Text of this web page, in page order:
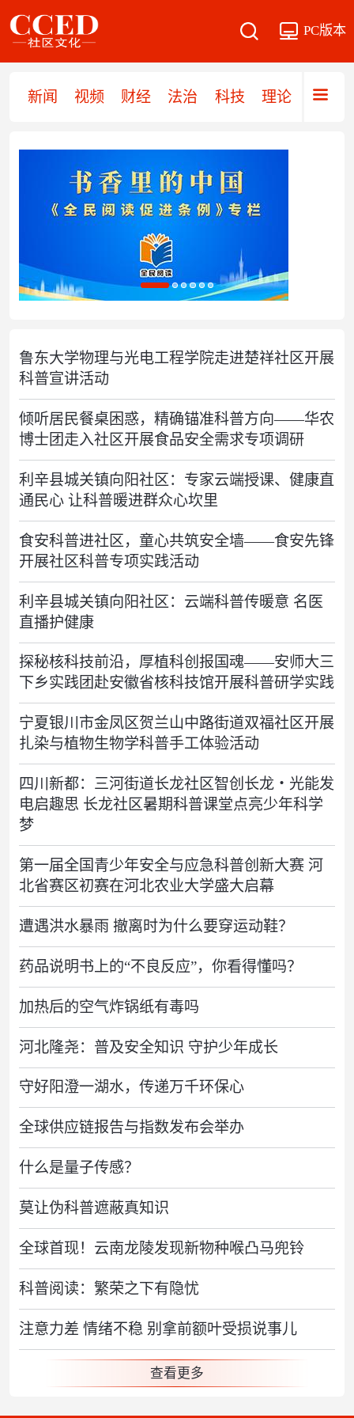
PC版本
新闻 视频 财经 法治 科技 理论 党建
鲁东大学物理与光电工程学院走进楚祥社区开展
科普宣讲活动
倾听居民餐桌困惑，精确锚准科普方向——华农
博士团走入社区开展食品安全需求专项调研
利辛县城关镇向阳社区：专家云端授课、健康直
通民心 让科普暖进群众心坎里
食安科普进社区，童心共筑安全墙——食安先锋
开展社区科普专项实践活动
利辛县城关镇向阳社区：云端科普传暖意 名医
直播护健康
探秘核科技前沿，厚植科创报国魂——安师大三
下乡实践团赴安徽省核科技馆开展科普研学实践
宁夏银川市金凤区贺兰山中路街道双福社区开展
扎染与植物生物学科普手工体验活动
四川新都：三河街道长龙社区智创长龙・光能发
电启趣思 长龙社区暑期科普课堂点亮少年科学
梦
第一届全国青少年安全与应急科普创新大赛 河
北省赛区初赛在河北农业大学盛大启幕
遭遇洪水暴雨 撤离时为什么要穿运动鞋？
药品说明书上的“不良反应”，你看得懂吗？
加热后的空气炸锅纸有毒吗
河北隆尧：普及安全知识 守护少年成长
守好阳澄一湖水，传递万千环保心
全球供应链报告与指数发布会举办
什么是量子传感？
莫让伪科普遮蔽真知识
全球首现！云南龙陵发现新物种喉凸马兜铃
科普阅读：繁荣之下有隐忧
注意力差 情绪不稳 别拿前额叶受损说事儿
查看更多